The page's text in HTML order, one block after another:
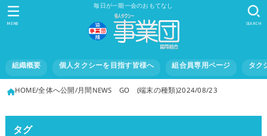
毎日が一期一会のおもてなし
組織概要 個人タクシーを目指す皆様へ 組合員専用ページ タク
SEARCH
MENU
HOME全体へ公開 月間NEWS GO (端末の種類)2024/08/23
タグ